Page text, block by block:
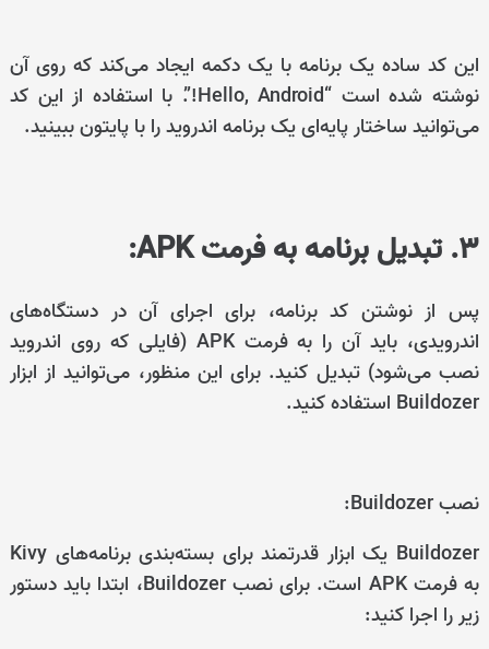
این کد ساده یک برنامه با یک دکمه ایجاد می‌کند که روی آن
نوشته شده است “Hello, Android!”. با استفاده از این کد
می‌توانید ساختار پایه‌ای یک برنامه اندروید را با پایتون ببینید.
3. تبدیل برنامه به فرمت APK:
پس از نوشتن کد برنامه، برای اجرای آن در دستگاه‌های
اندرویدی، باید آن را به فرمت APK (فایلی که روی اندروید
نصب می‌شود) تبدیل کنید. برای این منظور، می‌توانید از ابزار
Buildozer استفاده کنید.
نصب Buildozer:
Buildozer یک ابزار قدرتمند برای بسته‌بندی برنامه‌های Kivy
به فرمت APK است. برای نصب Buildozer، ابتدا باید دستور
زیر را اجرا کنید: